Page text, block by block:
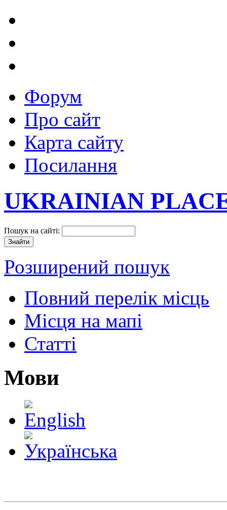
Форум
Про сайт
Карта сайту
Посилання
UKRAINIAN
Пошук на сайті:
Розширений пошук
Повний перелік місць
Місця на мапі
Статті
Мови